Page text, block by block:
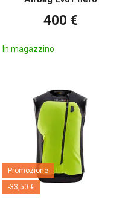
400 €
In magazzino
Promozione
-33,50 €